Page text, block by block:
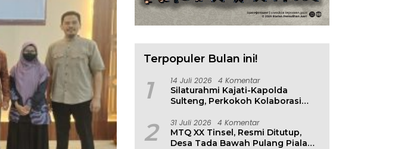
Terpopuler Bulan ini!
1 14 Juli 2026 4 Komentar
Silaturahmi Kajati-Kapolda
Sulteng, Perkokoh Kolaborasi
2 31 Juli 2026 4 Komentar
MTQ XX Tinsel, Resmi Ditutup,
Desa Tada Bawah Pulang Piala